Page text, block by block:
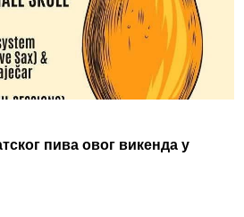
пива овог викенда у